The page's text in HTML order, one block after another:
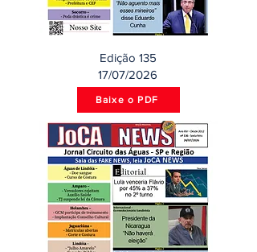
Edição 135
17/07/2026
Baixe o PDF